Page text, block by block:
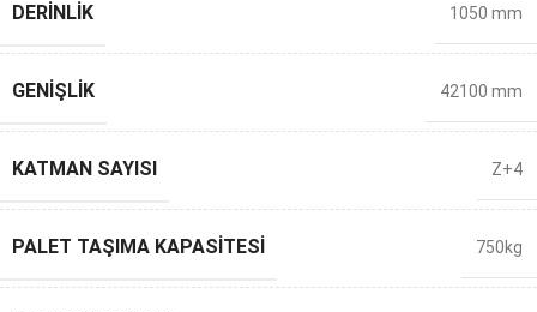
DERINLIK 1050 mm
GENIŞLIK 42100 mm
KATMAN SAYISI Z+4
PALET TAŞIMA KAPASITESI 750kg